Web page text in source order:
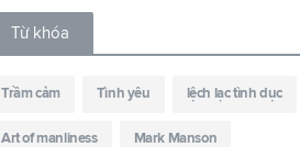
Từ khóa
Trầm cảm Tình yêu lệch lạc tình dục
Art of manliness Mark Manson